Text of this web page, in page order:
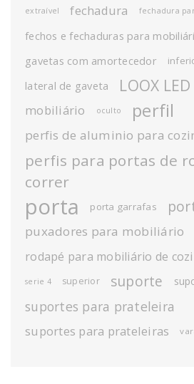
extraível fechadura fechadura
fechos e fechaduras para
gavetas com amortecedor
lateral de gaveta LOOX LED
mobiliário oculto perfil
perfis de aluminio para
perfis para portas de
correr
porta porta garrafas
puxadores para mobiliário
rodapé para mobiliário de
serie 4 superior suporte
suportes para prateleira
suportes para prateleiras